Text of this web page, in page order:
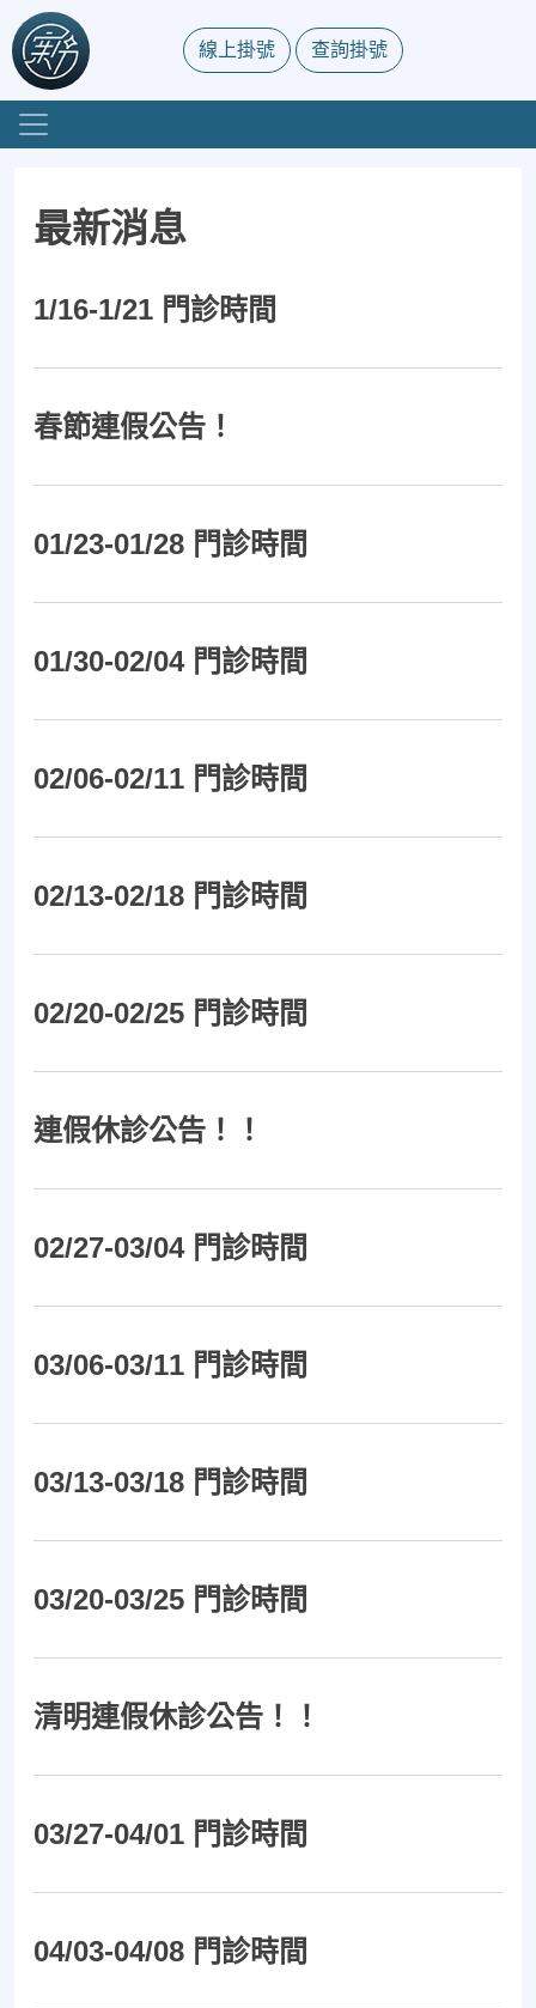
線上掛號 查詢掛號
最新消息
1/16-1/21 門診時間
春節連假公告！
01/23-01/28 門診時間
01/30-02/04 門診時間
02/06-02/11 門診時間
02/13-02/18 門診時間
02/20-02/25 門診時間
連假休診公告！！
02/27-03/04 門診時間
03/06-03/11 門診時間
03/13-03/18 門診時間
03/20-03/25 門診時間
清明連假休診公告！！
03/27-04/01 門診時間
04/03-04/08 門診時間